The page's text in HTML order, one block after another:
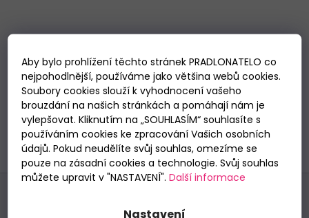
Aby bylo prohlížení těchto stránek PRADLONATELO co
nejpohodlnější, používáme jako většina webů cookies.
Soubory cookies slouží k vyhodnocení vašeho
brouzdání na našich stránkách a pomáhají nám je
vylepšovat. Kliknutím na „SOUHLASÍM“ souhlasíte s
používáním cookies ke zpracování Vašich osobních
údajů. Pokud neudělíte svůj souhlas, omezíme se
pouze na zásadní cookies a technologie. Svůj souhlas
můžete upravit v "NASTAVENÍ". Další informace
Nastavení
Odebírat newsletter